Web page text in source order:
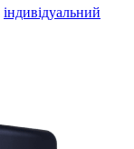
індивідуальний